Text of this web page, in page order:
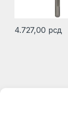
4.727,00 рсд